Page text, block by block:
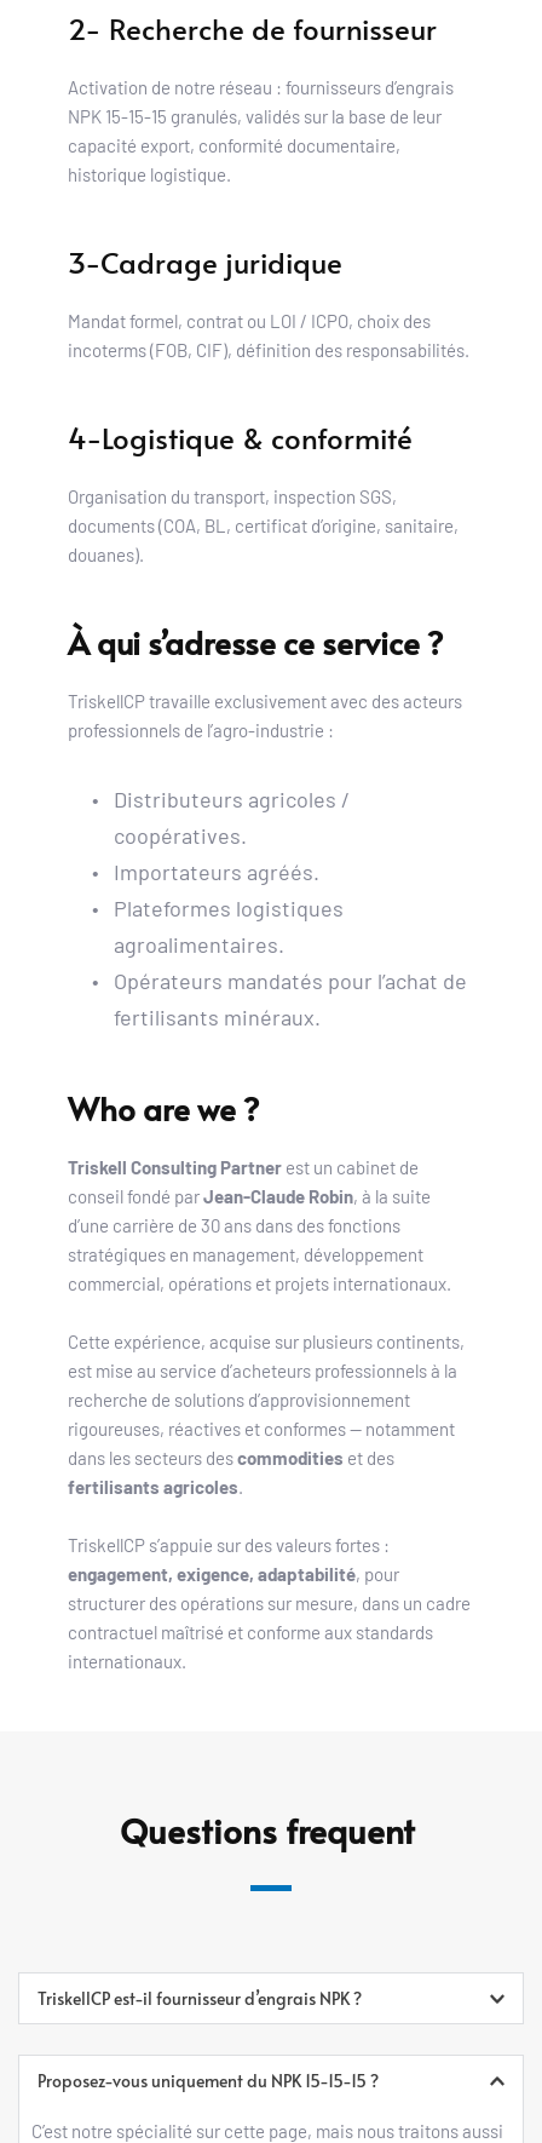
2- Recherche de fournisseur
Activation de notre réseau : fournisseurs d’engrais
NPK 15-15-15 granulés, validés sur la base de leur
capacité export, conformité documentaire,
historique logistique.
3-Cadrage juridique
Mandat formel, contrat ou LOI / ICPO, choix des
incoterms (FOB, CIF), définition des responsabilités.
4-Logistique & conformité
Organisation du transport, inspection SGS,
documents (COA, BL, certificat d’origine, sanitaire,
douanes).
À qui s’adresse ce service ?
TriskellCP travaille exclusivement avec des acteurs
professionnels de l’agro-industrie :
Distributeurs agricoles /
coopératives.
Importateurs agréés.
Plateformes logistiques
agroalimentaires.
Opérateurs mandatés pour l’achat de
fertilisants minéraux.
Who are we ?
Triskell Consulting Partner est un cabinet de
conseil fondé par Jean-Claude Robin, à la suite
d’une carrière de 30 ans dans des fonctions
stratégiques en management, développement
commercial, opérations et projets internationaux.
Cette expérience, acquise sur plusieurs continents,
est mise au service d’acheteurs professionnels à la
recherche de solutions d’approvisionnement
rigoureuses, réactives et conformes — notamment
dans les secteurs des commodities
et des
fertilisants agricoles.
engagement, exigence, adaptabilité, pour
structurer des opérations sur mesure, dans un cadre
contractuel maîtrisé et conforme aux standards
internationaux.
Questions frequent
TriskellCP est-il fournisseur d’engrais NPK ?
comme intermédiaire structurant , pour vous mettre en
Proposez-vous uniquement du NPK 15-15-15 ?
C’est notre spécialité sur cette page, mais nous traitons aussi